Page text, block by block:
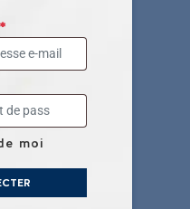
*
moi